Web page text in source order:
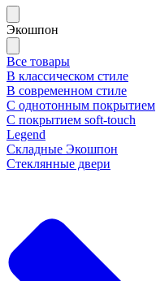
Экошпон
Все товары
В классическом стиле
В современном стиле
С однотонным покрытием
С покрытием soft-touch
Legend
Складные Экошпон
Стеклянные двери